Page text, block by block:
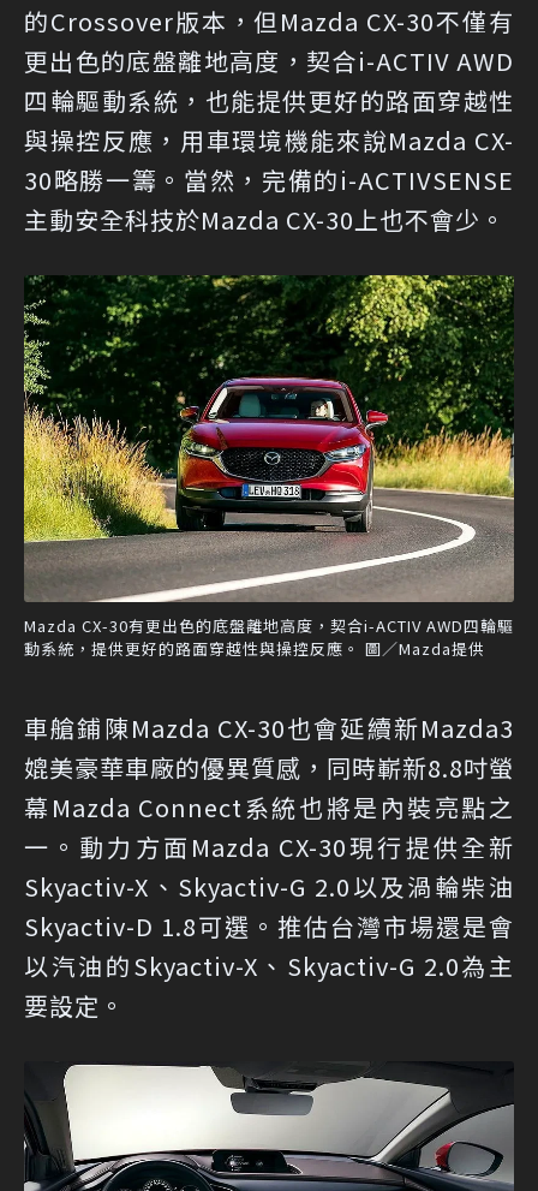
的Crossover版本，但Mazda CX-30不僅有
更出色的底盤離地高度，契合i-ACTIV AWD
四輪驅動系統，也能提供更好的路面穿越性
與操控反應，用車環境機能來說Mazda CX-
30略勝一籌。當然，完備的i-ACTIVSENSE
主動安全科技於Mazda CX-30上也不會少。
Mazda CX-30有更出色的底盤離地高度，契合i-ACTIV AWD四輪驅
動系統，提供更好的路面穿越性與操控反應。 圖／Mazda提供
車艙鋪陳Mazda CX-30也會延續新Mazda3
媲美豪華車廠的優異質感，同時嶄新8.8吋螢
幕Mazda Connect系統也將是內裝亮點之
一。動力方面Mazda CX-30現行提供全新
Skyactiv-X、Skyactiv-G 2.0以及渦輪柴油
Skyactiv-D 1.8可選。推估台灣市場還是會
以汽油的Skyactiv-X、Skyactiv-G 2.0為主
要設定。